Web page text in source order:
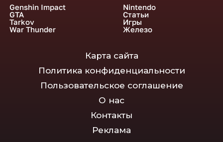
Genshin Impact
GTA
Tarkov
War Thunder
Nintendo
Статьи
Игры
Железо
Карта сайта
Политика конфиденциальности
Пользовательское соглашение
О нас
Контакты
Реклама